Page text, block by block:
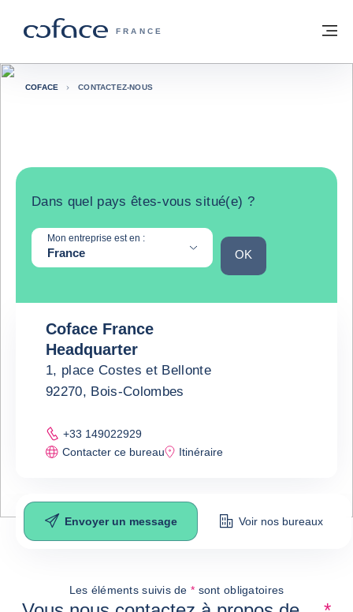
COFACE, FOR TRADE - PAGE
FRANCE
Retour à la page d'accueil
COFACE CONTACTEZ-NOUS
Dans quel pays êtes-vous situé(e) ?
Mon entreprise est en :
France OK
OK
Coface France
Headquarter
1, place Costes et Bellonte
92270, Bois-Colombes
+33 149022929
Contacter ce bureau
Itinéraire
Envoyer un message Voir nos bureaux
Envoyer un message
Les éléments suivis de* sont obligatoires